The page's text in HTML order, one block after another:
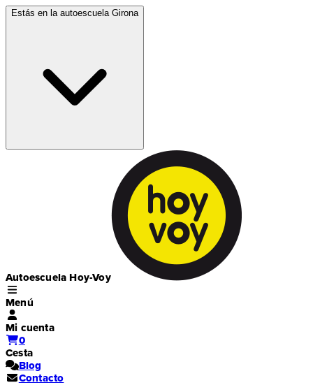
Estás en la autoescuela Girona
Autoescuela Hoy-Voy
Menú
Mi cuenta
0
Cesta
Blog
Contacto